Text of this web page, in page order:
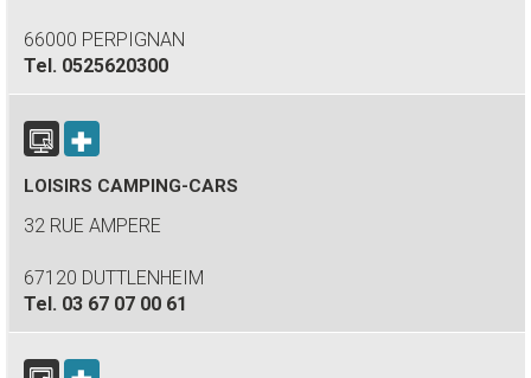
66000 PERPIGNAN
Tel. 0525620300
LOISIRS CAMPING-CARS
32 RUE AMPERE
67120 DUTTLENHEIM
Tel. 03 67 07 00 61